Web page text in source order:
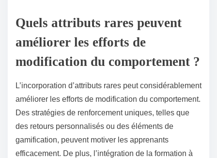
Quels attributs rares peuvent
améliorer les efforts de
modification du comportement ?
L’incorporation d’attributs rares peut considérablement
améliorer les efforts de modification du comportement.
Des stratégies de renforcement uniques, telles que
des retours personnalisés ou des éléments de
gamification, peuvent motiver les apprenants
efficacement. De plus, l’intégration de la formation à